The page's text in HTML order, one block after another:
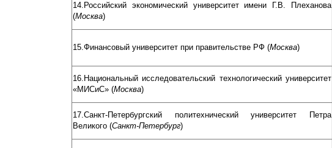
14.Российский экономический университет имени Г.В. Плеханова
(Москва)
15.Финансовый университет при правительстве РФ (Москва)
16.Национальный исследовательский технологический университет
«МИСиС» (Москва)
17.Санкт-Петербургский политехнический университет Петра
Великого (Санкт-Петербург)